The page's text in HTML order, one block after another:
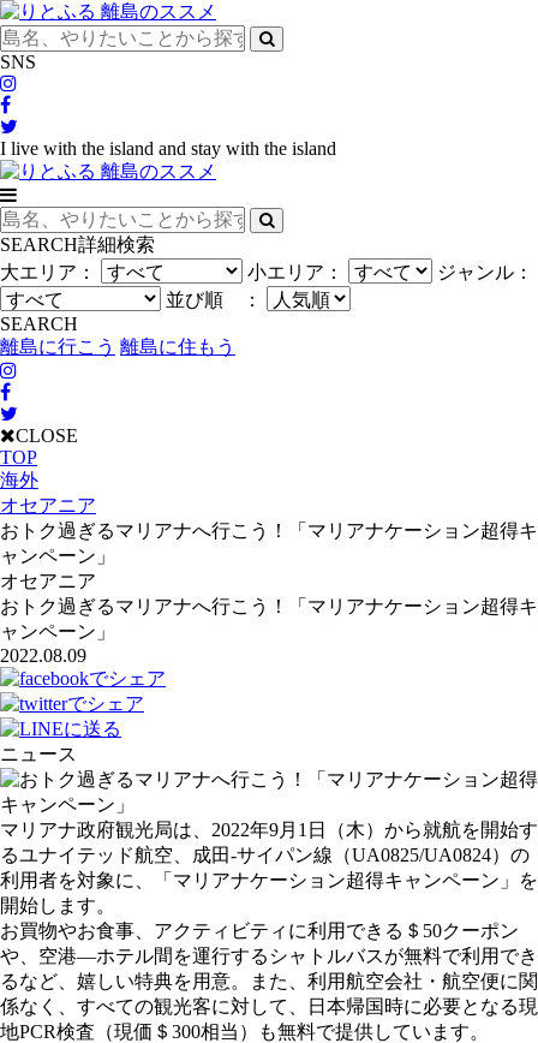
SNS
I live with the island and stay with the island
SEARCH詳細検索
大エリア：
小エリア：
ジャンル：
並び順 ：
SEARCH
離島に行こう 離島に住もう
CLOSE
TOP
海外
オセアニア
おトク過ぎるマリアナへ行こう！「マリアナケーション超得キ
ャンペーン」
オセアニア
おトク過ぎるマリアナへ行こう！「マリアナケーション超得キ
ャンペーン」
2022.08.09
ニュース
マリアナ政府観光局は、2022年9月1日（木）から就航を開始す
るユナイテッド航空、成田-サイパン線（UA0825/UA0824）の
利用者を対象に、「マリアナケーション超得キャンペーン」を
開始します。
お買物やお食事、アクティビティに利用できる＄50クーポン
や、空港―ホテル間を運行するシャトルバスが無料で利用でき
るなど、嬉しい特典を用意。また、利用航空会社・航空便に関
係なく、すべての観光客に対して、日本帰国時に必要となる現
地PCR検査（現価＄300相当）も無料で提供しています。